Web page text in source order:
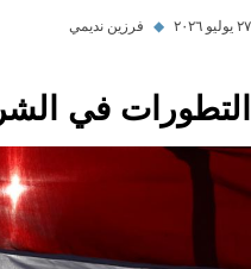
٢٧ يوليو ٢٠٢٦ ◆ فرزين نديمي
التطورات في